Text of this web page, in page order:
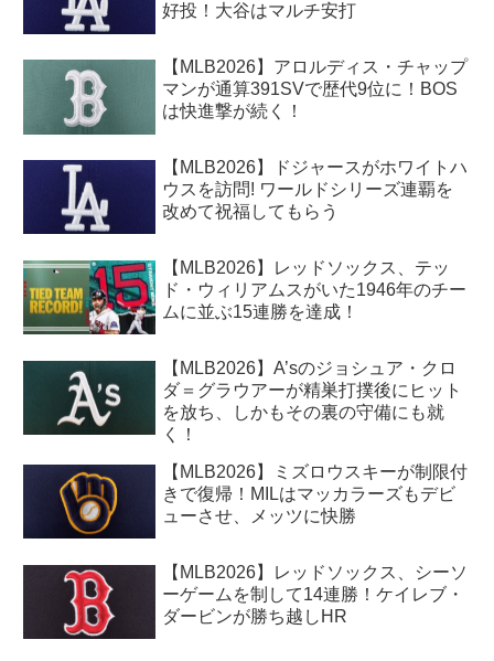
好投！大谷はマルチ安打
【MLB2026】アロルディス・チャップ
マンが通算391SVで歴代9位に！BOS
は快進撃が続く！
【MLB2026】ドジャースがホワイトハ
ウスを訪問! ワールドシリーズ連覇を
改めて祝福してもらう
【MLB2026】レッドソックス、テッ
ド・ウィリアムスがいた1946年のチー
ムに並ぶ15連勝を達成！
【MLB2026】A’sのジョシュア・クロ
ダ＝グラウアーが精巣打撲後にヒット
を放ち、しかもその裏の守備にも就
く！
【MLB2026】ミズロウスキーが制限付
きで復帰！MILはマッカラーズもデビ
ューさせ、メッツに快勝
【MLB2026】レッドソックス、シーソ
ーゲームを制して14連勝！ケイレブ・
ダービンが勝ち越しHR